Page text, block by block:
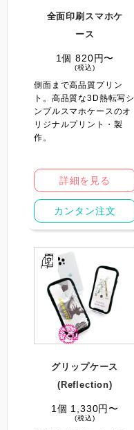
全面印刷スマホケ
ース
1個 820円〜
(税込)
側面まで高品質プリン
ト。高品質な3D熱転写シ
ンプルスマホケースのオ
リジナルプリント・製
作。
詳細を見る
カンタン注文
グリップケース
(Reflection)
1個 1,330円〜
(税込)